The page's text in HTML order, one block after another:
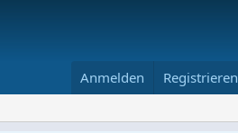
Anmelden Registrieren